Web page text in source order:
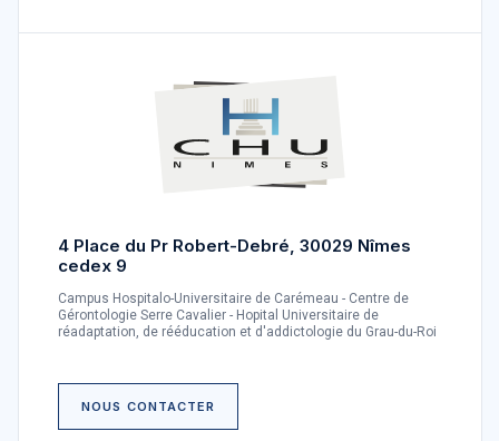
4 Place du Pr Robert-Debré, 30029 Nîmes
cedex 9
Campus Hospitalo-Universitaire de Carémeau - Centre de
Gérontologie Serre Cavalier - Hopital Universitaire de
réadaptation, de rééducation et d'addictologie du Grau-du-Roi
NOUS CONTACTER